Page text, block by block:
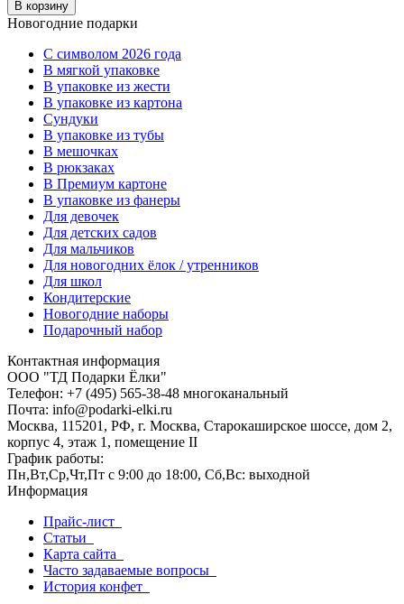
В корзину
Новогодние подарки
C символом 2026 года
В мягкой упаковке
В упаковке из жести
В упаковке из картона
Сундуки
В упаковке из тубы
В мешочках
В рюкзаках
В Премиум картоне
В упаковке из фанеры
Для девочек
Для детских садов
Для мальчиков
Для новогодних ёлок / утренников
Для школ
Кондитерские
Новогодние наборы
Подарочный набор
Контактная информация
ООО "ТД Подарки Ёлки"
Телефон: +7 (495) 565-38-48 многоканальный
Почта: info@podarki-elki.ru
Москва, 115201, РФ, г. Москва, Старокаширское шоссе, дом 2,
корпус 4, этаж 1, помещение II
График работы:
Пн,Вт,Ср,Чт,Пт с 9:00 до 18:00, Сб,Вс: выходной
Информация
Прайс-лист
Статьи
Карта сайта
Часто задаваемые вопросы
История конфет